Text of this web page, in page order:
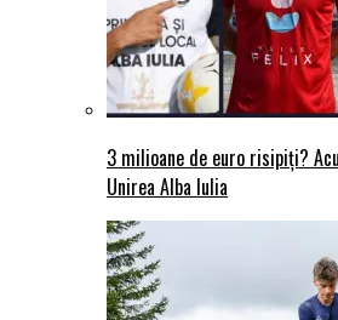
3 milioane de euro risipiți?
Unirea Alba Iulia